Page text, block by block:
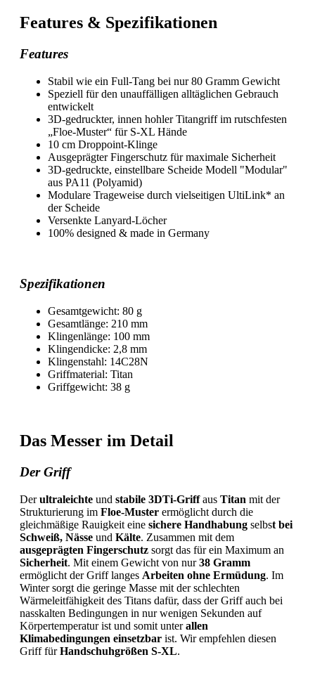
Features & Spezifikationen
Features
Stabil wie ein Full-Tang bei nur 80 Gramm Gewicht
Speziell für den unauffälligen alltäglichen Gebrauch
entwickelt
3D-gedruckter, innen hohler Titangriff im rutschfesten
„Floe-Muster“ für S-XL Hände
10 cm Droppoint-Klinge
Ausgeprägter Fingerschutz für maximale Sicherheit
3D-gedruckte, einstellbare Scheide Modell "Modular"
aus PA11 (Polyamid)
Modulare Trageweise durch vielseitigen UltiLink* an
der Scheide
Versenkte Lanyard-Löcher
100% designed & made in Germany
Spezifikationen
Gesamtgewicht: 80 g
Gesamtlänge: 210 mm
Klingenlänge: 100 mm
Klingendicke: 2,8 mm
Klingenstahl: 14C28N
Griffmaterial: Titan
Griffgewicht: 38 g
Das Messer im Detail
Der Griff
Derultraleichte und stabile 3DTi-Griffaus Titan mit der
Strukturierung im Floe-Muster ermöglicht durch die
gleichmäßige Rauigkeit eine sichere Handhabung selbst bei
Schweiß, Nässe und Kälte. Zusammen mit dem
ausgeprägten Fingerschutz sorgt das für ein Maximum an
Sicherheit. Mit einem Gewicht von nur38 Gramm
ermöglicht der Griff langes Arbeiten ohne Ermüdung. Im
Winter sorgt die geringe Masse mit der schlechten
Wärmeleitfähigkeit des Titans dafür, dass der Griff auch bei
nasskalten Bedingungen in nur wenigen Sekunden auf
Körpertemperatur ist und somit unterallen
Klimabedingungen einsetzbar ist. Wir empfehlen diesen
Griff fürHandschuhgrößen S-XL.